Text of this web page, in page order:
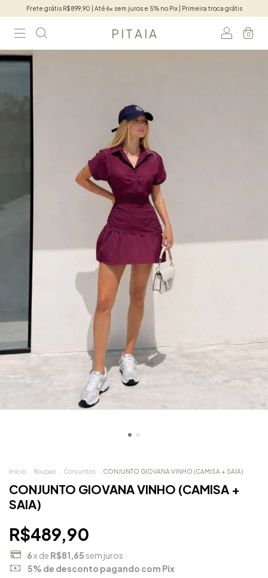
Frete grátis R$899,90 | Até 6x sem juros e 5% no Pix | Primeira troca grátis
P I T A I A 0
Início Roupas Conjuntos CONJUNTO GIOVANA VINHO (CAMISA + SAIA)
CONJUNTO GIOVANA VINHO (CAMISA +
SAIA)
R$489,90
6x de R$81,65 sem juros
5% de desconto pagando com Pix